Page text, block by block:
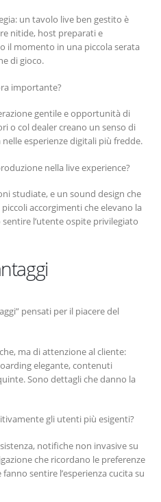
un tavolo live ben gestito è
nitide, host preparati e
il momento in una piccola serata
di gioco.
importante?
gentile e opportunità di
o col dealer creano un senso di
esperienze digitali più fredde.
nella live experience?
studiate, e un sound design che
accorgimenti che elevano la
l’utente ospite privilegiato
pensati per il piacere del
ma di attenzione al cliente:
elegante, contenuti
Sono dettagli che danno la
gli utenti più esigenti?
notifiche non invasive su
che ricordano le preferenze
sentire l’esperienza cucita su